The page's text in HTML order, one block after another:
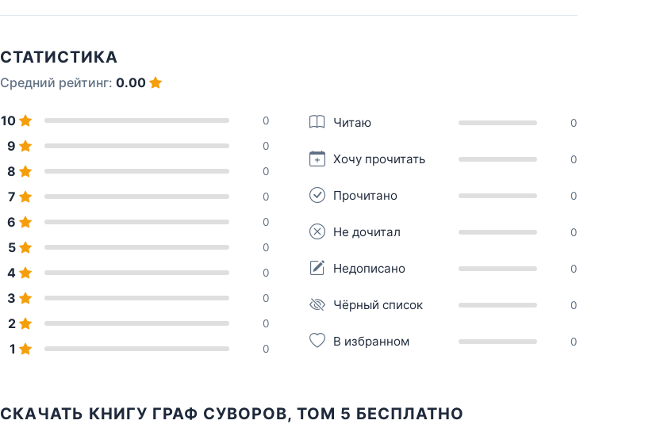
СТАТИСТИКА
Средний рейтинг: 0.00
10 0
9 0
8 0
7 0
6 0
5 0
4 0
3 0
2 0
1 0
Читаю 0
Хочу прочитать 0
Прочитано 0
Не дочитал 0
Недописано 0
Чёрный список 0
В избранном 0
СКАЧАТЬ КНИГУ ГРАФ СУВОРОВ, ТОМ 5 БЕСПЛАТНО